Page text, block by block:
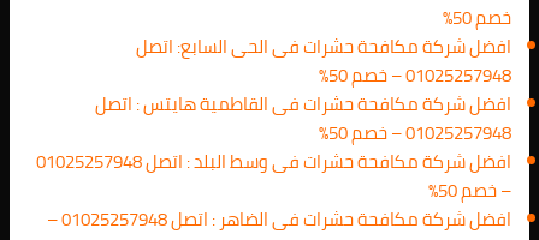
خصم 50%
افضل شركة مكافحة حشرات فى الحى السابع: اتصل
01025257948 – خصم 50%
افضل شركة مكافحة حشرات فى القاطمية هايتس : اتصل
01025257948 – خصم 50%
افضل شركة مكافحة حشرات فى وسط البلد : اتصل 01025257948
– خصم 50%
افضل شركة مكافحة حشرات فى الضاهر : اتصل 01025257948 –